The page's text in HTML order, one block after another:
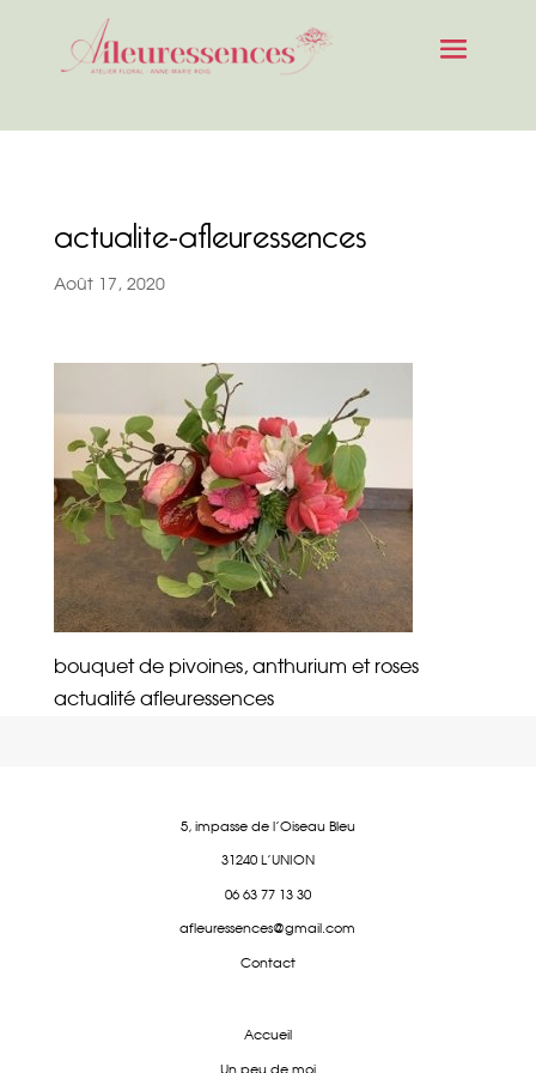
actualite-afleuressences
Août 17, 2020
bouquet de pivoines, anthurium et roses
actualité afleuressences
5, impasse de l'Oiseau Bleu
31240 L'UNION
06 63 77 13 30
afleuressences@gmail.com
Contact
Accueil
Un peu de moi